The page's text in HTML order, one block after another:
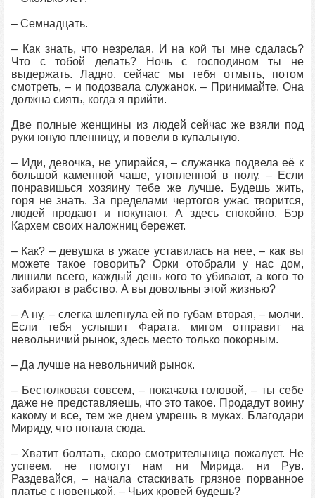
– Семнадцать.
– Как знать, что незрелая. И на кой ты мне сдалась?
Что с тобой делать? Ночь с господином ты не
выдержать. Ладно, сейчас мы тебя отмыть, потом
смотреть, – и подозвала служанок. – Принимайте. Она
должна сиять, когда я прийти.
Две полные женщины из людей сейчас же взяли под
руки юную пленницу, и повели в купальную.
– Иди, девочка, не упирайся, – служанка подвела её к
большой каменной чаше, утопленной в полу. – Если
понравишься хозяину тебе же лучше. Будешь жить,
горя не знать. За пределами чертогов ужас творится,
людей продают и покупают. А здесь спокойно. Бэр
Кархем своих наложниц бережет.
– Как? – девушка в ужасе уставилась на нее, – как вы
можете такое говорить? Орки отобрали у нас дом,
лишили всего, каждый день кого то убивают, а кого то
забирают в рабство. А вы довольны этой жизнью?
– А ну, – слегка шлепнула ей по губам вторая, – молчи.
Если тебя услышит Фарата, мигом отправит на
невольничий рынок, здесь место только покорным.
– Да лучше на невольничий рынок.
– Бестолковая совсем, – покачала головой, – ты себе
даже не представляешь, что это такое. Продадут воину
какому и все, тем же днем умрешь в муках. Благодари
Мириду, что попала сюда.
– Хватит болтать, скоро смотрительница пожалует. Не
успеем, не помогут нам ни Мирида, ни Рув.
Раздевайся, – начала стаскивать грязное порванное
платье с новенькой. – Чьих кровей будешь?